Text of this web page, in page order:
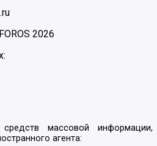
2026
массовой информации,
агента: